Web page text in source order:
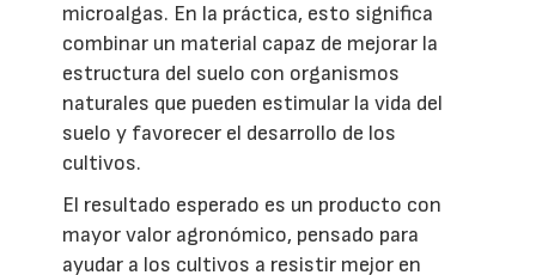
microalgas. En la práctica, esto significa
combinar un material capaz de mejorar la
estructura del suelo con organismos
naturales que pueden estimular la vida del
suelo y favorecer el desarrollo de los
cultivos.
El resultado esperado es un producto con
mayor valor agronómico, pensado para
ayudar a los cultivos a resistir mejor en